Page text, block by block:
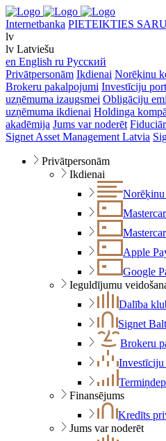
Internetbanka PIETEIKTIES
lv
lv Latviešu
en English ru Русский
Privātpersonām Ikdienai Norēķinu
Brokeru pakalpojumi Investīciju
uzņēmuma izaugsmei Obligāciju
uzņēmuma ikdienai Holdinga
akadēmija Jums var noderēt
Signet Asset Management Latvia
Privātpersonām
Ikdienai
Apple
Google
Ieguldījumu
Dalība
Signet
Brokeru
Investīciju
Finansējums
Kredīts
Jums var noderēt